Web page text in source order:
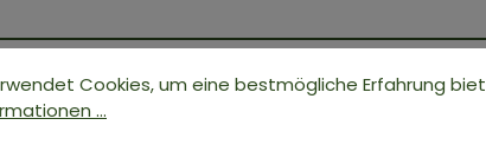
Cookies, um eine bestmögliche Erfahrung
...